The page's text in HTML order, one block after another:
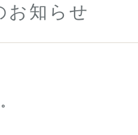
お知らせ